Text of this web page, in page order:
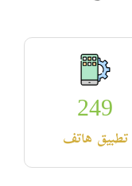
249
تطبيق هاتف